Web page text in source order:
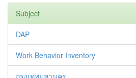
Subject
DAP
Work Behavior Inventory
กรุงเทพมหานคร